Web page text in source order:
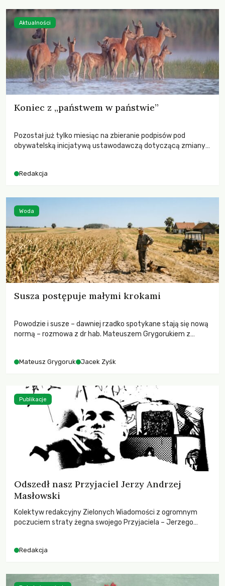
Koniec z „państwem w państwie”
Pozostał już tylko miesiąc na zbieranie podpisów pod
obywatelską inicjatywą ustawodawczą dotyczącą zmiany
niezwykle korzystne rozwiązania dla przyrody i zwierząt,
funkcjonowania łowiectwa w Polsce.
Redakcja
Aktualności
Susza postępuje małymi krokami
Powodzie i susze – dawniej rzadko spotykane stają się nową
normą – rozmowa z dr hab. Mateuszem Grygorukiem z
Mateusz Grygoruk Jacek Zyśk
Woda
Odszedł nasz Przyjaciel Jerzy Andrzej
Masłowski
Kolektyw redakcyjny Zielonych Wiadomości z ogromnym
poczuciem straty żegna swojego Przyjaciela – Jerzego
Redakcja
Publikacje